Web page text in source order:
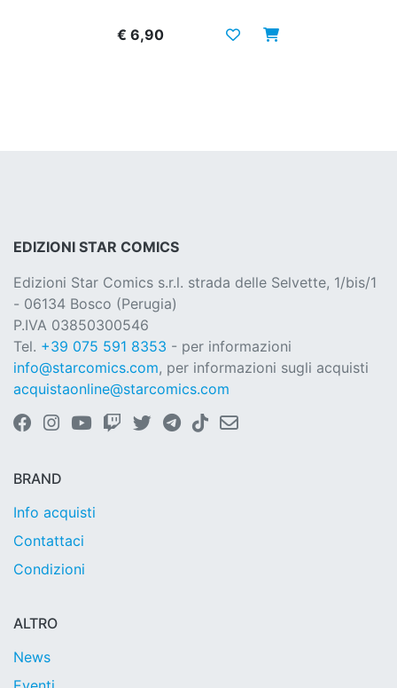
€ 6,90
EDIZIONI STAR COMICS
Edizioni Star Comics s.r.l. strada delle Selvette, 1/bis/1
- 06134 Bosco (Perugia)
P.IVA 03850300546
Tel. +39 075 591 8353 - per informazioni
info@starcomics.com, per informazioni sugli acquisti
acquistaonline@starcomics.com
BRAND
Info acquisti
Contattaci
Condizioni
ALTRO
News